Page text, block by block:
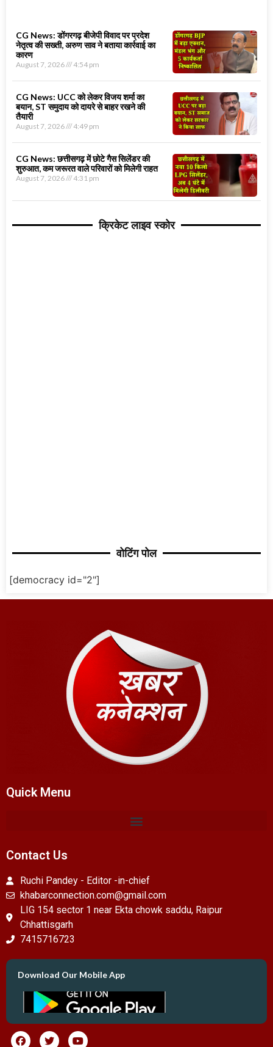
CG News: डोंगरगढ़ बीजेपी विवाद पर प्रदेश
नेतृत्व की सख्ती, अरुण साव ने बताया कार्रवाई का
कारण
August 7, 2026 4:54 pm
CG News: UCC को लेकर विजय शर्मा का
बयान, ST समुदाय को दायरे से बाहर रखने की
तैयारी
August 7, 2026 4:49 pm
CG News: छत्तीसगढ़ में छोटे गैस सिलेंडर की
शुरुआत, कम जरूरत वाले परिवारों को मिलेगी राहत
August 7, 2026 4:31 pm
क्रिकेट लाइव स्कोर
वोटिंग पोल
[democracy id="2"]
Quick Menu
Contact Us
Ruchi Pandey - Editor -in-chief
khabarconnection.com@gmail.com
LIG 154 sector 1 near Ekta chowk saddu, Raipur
Chhattisgarh
7415716723
Download Our Mobile App